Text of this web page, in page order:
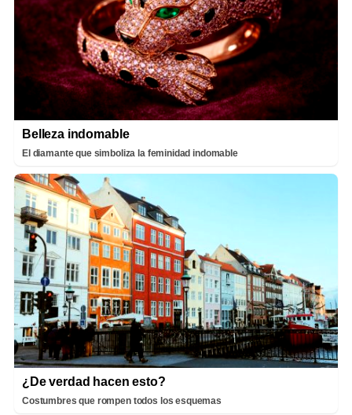
Belleza indomable
El diamante que simboliza la feminidad indomable
¿De verdad hacen esto?
Costumbres que rompen todos los esquemas